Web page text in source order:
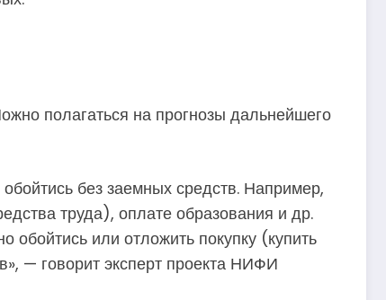
полагаться на прогнозы дальнейшего
без заемных средств. Например,
труда), оплате образования и др.
или отложить покупку (купить
— говорит эксперт проекта НИФИ